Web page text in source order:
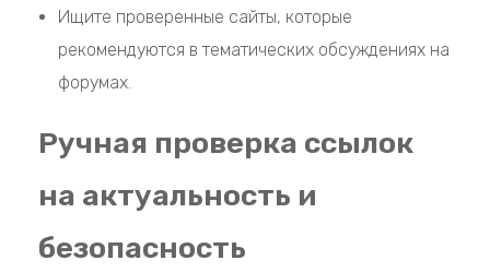
Ищите проверенные сайты, которые
рекомендуются в тематических обсуждениях на
форумах.
Ручная проверка ссылок
на актуальность и
безопасность